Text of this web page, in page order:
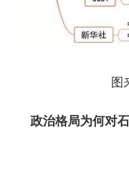
图
政治格局为何对